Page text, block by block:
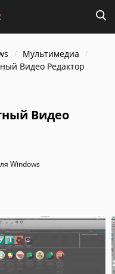
Мультимедиа
Видео Редактор
Видео
Windows